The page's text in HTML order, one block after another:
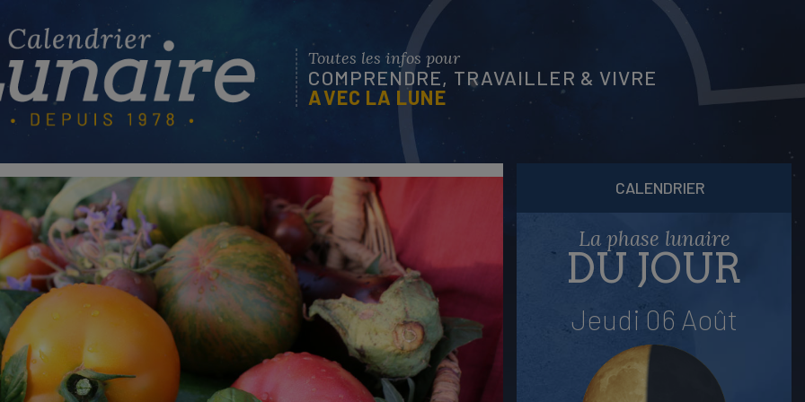
Toutes les infos pour
COMPRENDRE, TRAVAILLER & VIVRE
AVEC LA LUNE
CALENDRIER
La phase lunaire
DU JOUR
Jeudi 06 Août